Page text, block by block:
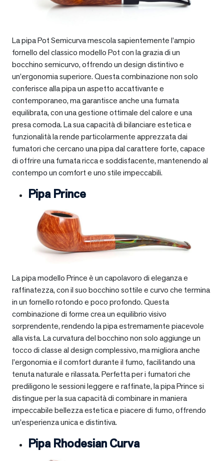
La pipa Pot Semicurva mescola sapientemente l’ampio
fornello del classico modello Pot con la grazia di un
bocchino semicurvo, offrendo un design distintivo e
un’ergonomia superiore. Questa combinazione non solo
conferisce alla pipa un aspetto accattivante e
contemporaneo, ma garantisce anche una fumata
equilibrata, con una gestione ottimale del calore e una
presa comoda. La sua capacità di bilanciare estetica e
funzionalità la rende particolarmente apprezzata dai
fumatori che cercano una pipa dal carattere forte, capace
di offrire una fumata ricca e soddisfacente, mantenendo al
contempo un comfort e uno stile impeccabili.
Pipa Prince
La pipa modello Prince è un capolavoro di eleganza e
raffinatezza, con il suo bocchino sottile e curvo che termina
in un fornello rotondo e poco profondo. Questa
combinazione di forme crea un equilibrio visivo
sorprendente, rendendo la pipa estremamente piacevole
alla vista. La curvatura del bocchino non solo aggiunge un
tocco di classe al design complessivo, ma migliora anche
l’ergonomia e il comfort durante il fumo, facilitando una
tenuta naturale e rilassata. Perfetta per i fumatori che
prediligono le sessioni leggere e raffinate, la pipa Prince si
distingue per la sua capacità di combinare in maniera
impeccabile bellezza estetica e piacere di fumo, offrendo
un’esperienza unica e distintiva.
Pipa Rhodesian Curva